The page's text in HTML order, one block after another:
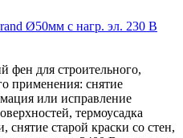
Ø50мм с нагр. эл. 230 В
для строительного,
применения: снятие
или исправление
термоусадка
старой краски со стен,